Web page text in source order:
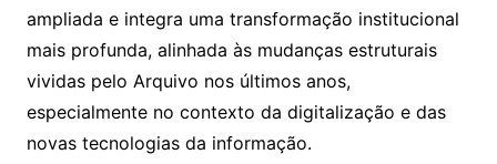
ampliada e integra uma transformação institucional
mais profunda, alinhada às mudanças estruturais
vividas pelo Arquivo nos últimos anos,
especialmente no contexto da digitalização e das
novas tecnologias da informação.